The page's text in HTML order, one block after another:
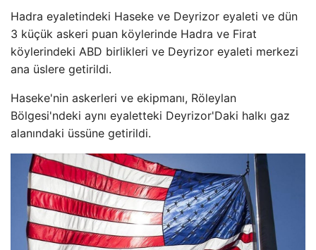
Hadra eyaletindeki Haseke ve Deyrizor eyaleti ve dün
3 küçük askeri puan köylerinde Hadra ve Firat
köylerindeki ABD birlikleri ve Deyrizor eyaleti merkezi
ana üslere getirildi.
Haseke'nin askerleri ve ekipmanı, Röleylan
Bölgesi'ndeki aynı eyaletteki Deyrizor'Daki ​​halkı gaz
alanındaki üssüne getirildi.